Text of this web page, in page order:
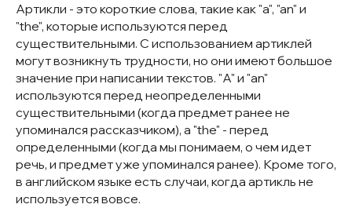
Артикли - это короткие слова, такие как "a", "an" и
"the", которые используются перед
существительными. С использованием артиклей
могут возникнуть трудности, но они имеют большое
значение при написании текстов. "A" и "an"
используются перед неопределенными
существительными (когда предмет ранее не
упоминался рассказчиком), а "the" - перед
определенными (когда мы понимаем, о чем идет
речь, и предмет уже упоминался ранее). Кроме того,
в английском языке есть случаи, когда артикль не
используется вовсе.